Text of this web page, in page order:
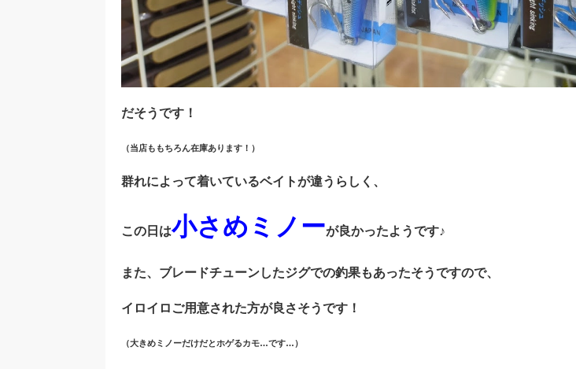
だそうです！
（当店ももちろん在庫あります！）
群れによって着いているベイトが違うらしく、
この日は小さめミノーが良かったようです♪
また、ブレードチューンしたジグでの釣果もあったそうですので、
イロイロご用意された方が良さそうです！
（大きめミノーだけだとホゲるカモ…です…）